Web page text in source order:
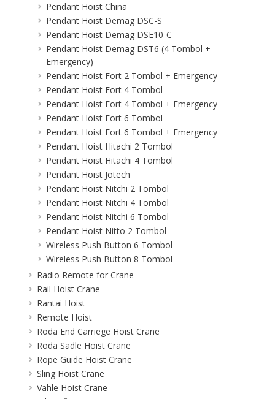
Pendant Hoist China
Pendant Hoist Demag DSC-S
Pendant Hoist Demag DSE10-C
Pendant Hoist Demag DST6 (4 Tombol +
Emergency)
Pendant Hoist Fort 2 Tombol + Emergency
Pendant Hoist Fort 4 Tombol
Pendant Hoist Fort 4 Tombol + Emergency
Pendant Hoist Fort 6 Tombol
Pendant Hoist Fort 6 Tombol + Emergency
Pendant Hoist Hitachi 2 Tombol
Pendant Hoist Hitachi 4 Tombol
Pendant Hoist Jotech
Pendant Hoist Nitchi 2 Tombol
Pendant Hoist Nitchi 4 Tombol
Pendant Hoist Nitchi 6 Tombol
Pendant Hoist Nitto 2 Tombol
Wireless Push Button 6 Tombol
Wireless Push Button 8 Tombol
Radio Remote for Crane
Rail Hoist Crane
Rantai Hoist
Remote Hoist
Roda End Carriege Hoist Crane
Roda Sadle Hoist Crane
Rope Guide Hoist Crane
Sling Hoist Crane
Vahle Hoist Crane